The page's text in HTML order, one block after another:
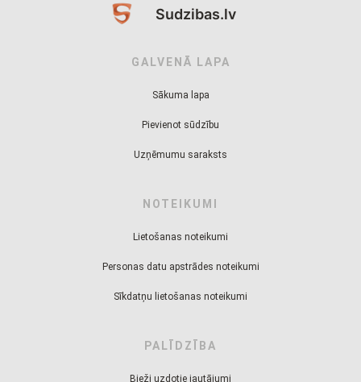
Sudzibas.lv
GALVENĀ LAPA
Sākuma lapa
Pievienot sūdzību
Uzņēmumu saraksts
NOTEIKUMI
Lietošanas noteikumi
Personas datu apstrādes noteikumi
Sīkdatņu lietošanas noteikumi
PALĪDZĪBA
Bieži uzdotie jautājumi